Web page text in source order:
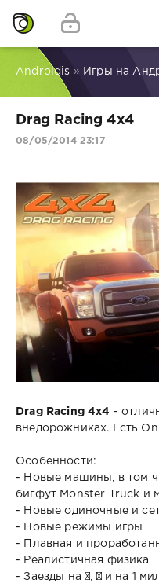
Androidis » Игры на
Drag Racing 4x4
08/05/2014 23:17
Drag Racing 4x4 -
внедорожниках. Есть
Особенности:
- Новые машины, в том
бигфут Monster Truck и
- Новые одиночные и
- Новые режимы игры
- Плавная и
- Реалистичная физика
- Заезды на ¼, ½ и на 1